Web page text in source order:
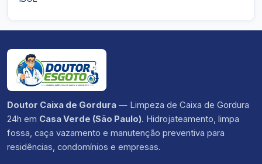
Doutor Caixa de Gordura — Limpeza de Caixa de Gordura
24h em Casa Verde (São Paulo). Hidrojateamento, limpa
fossa, caça vazamento e manutenção preventiva para
residências, condomínios e empresas.